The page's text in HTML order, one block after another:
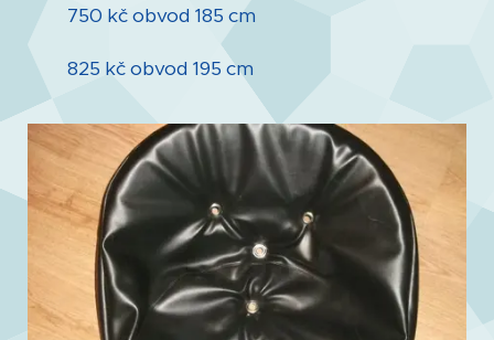
750 kč obvod 185 cm
825 kč obvod 195 cm